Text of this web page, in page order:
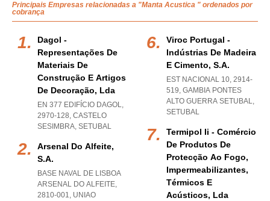
Principais Empresas relacionadas a "Manta Acustica " ordenados por
cobrança
Dagol -
Representações De
Materiais De
Construção E Artigos
De Decoração, Lda
EN 377 EDIFÍCIO DAGOL,
2970-128, CASTELO
SESIMBRA, SETUBAL
Arsenal Do Alfeite,
S.a.
BASE NAVAL DE LISBOA
ARSENAL DO ALFEITE,
2810-001, UNIAO
Viroc Portugal -
Indústrias De Madeira
E Cimento, S.a.
EST NACIONAL 10, 2914-
519, GAMBIA PONTES
ALTO GUERRA SETUBAL,
SETUBAL
Termipol Ii - Comércio
De Produtos De
Protecção Ao Fogo,
Impermeabilizantes,
Térmicos E
Acústicos, Lda